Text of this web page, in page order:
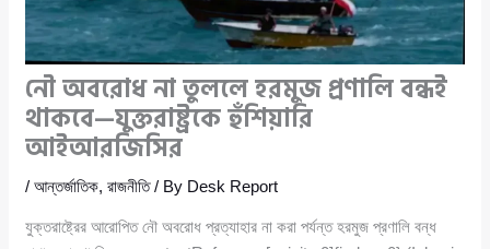
নৌ অবরোধ না তুললে হরমুজ প্রণালি বন্ধই
থাকবে—যুক্তরাষ্ট্রকে হুঁশিয়ারি
আইআরজিসির
/আন্তর্জাতিক,রাজনীতি/ By Desk Report
যুক্তরাষ্ট্রের আরোপিত নৌ অবরোধ প্রত্যাহার না করা পর্যন্ত হরমুজ প্রণালি বন্ধ